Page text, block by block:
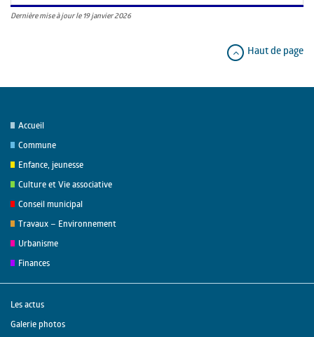
Dernière mise à jour le 19 janvier 2026
Haut de page
Accueil
Commune
Enfance, jeunesse
Culture et Vie associative
Conseil municipal
Travaux – Environnement
Urbanisme
Finances
Les actus
Galerie photos